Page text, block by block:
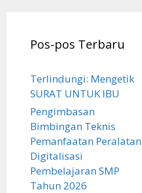
Pos-pos Terbaru
Terlindungi: Mengetik
SURAT UNTUK IBU
Pengimbasan
Bimbingan Teknis
Pemanfaatan Peralatan
Digitalisasi
Pembelajaran SMP
Tahun 2026